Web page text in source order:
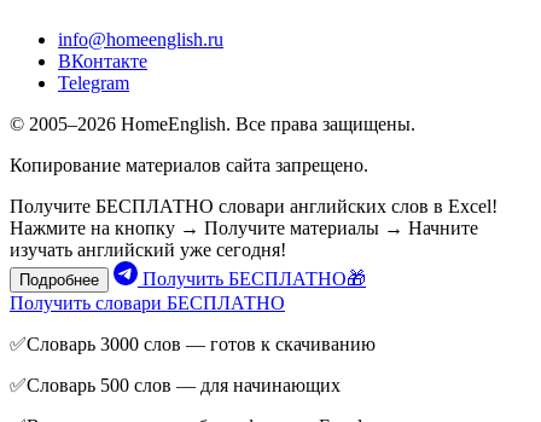
info@homeenglish.ru
ВКонтакте
Telegram
© 2005–2026 HomeEnglish. Все права защищены.
Копирование материалов сайта запрещено.
Получите БЕСПЛАТНО словари английских слов в Excel!
Нажмите на кнопку → Получите материалы → Начните
изучать английский уже сегодня!
Подробнее
Получить БЕСПЛАТНО🎁
Получить словари БЕСПЛАТНО
✅Словарь 3000 слов — готов к скачиванию
✅Словарь 500 слов — для начинающих